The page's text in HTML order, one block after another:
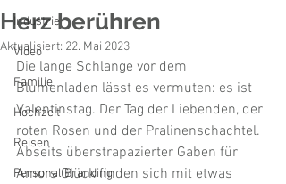
Industrie
Video
Familie
Hochzeit
Reisen
Personal Branding
Herz berühren
Aktualisiert: 22. Mai 2023
Die lange Schlange vor dem
Blumenladen lässt es vermuten: es ist
Valentinstag. Der Tag der Liebenden, der
roten Rosen und der Pralinenschachtel.
Abseits überstrapazierter Gaben für
Amors Glück finden sich mit etwas